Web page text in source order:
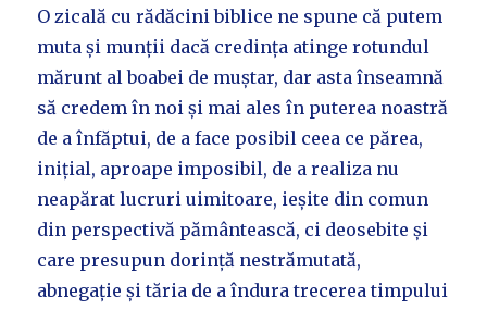
O zicală cu rădăcini biblice ne spune că putem
muta și munții dacă credința atinge rotundul
mărunt al boabei de muștar, dar asta înseamnă
să credem în noi și mai ales în puterea noastră
de a înfăptui, de a face posibil ceea ce părea,
inițial, aproape imposibil, de a realiza nu
neapărat lucruri uimitoare, ieșite din comun
din perspectivă pământească, ci deosebite și
care presupun dorință nestrămutată,
abnegație și tăria de a îndura trecerea timpului